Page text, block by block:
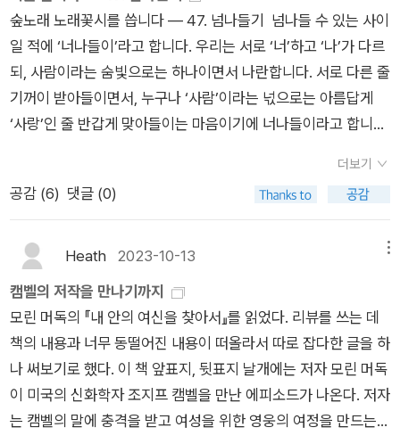
의 저자 에드워드 윌슨은 '과학'과 '인문학'을 아우르는 '지식의 대
통합'을 'unification(통일)'이나 'coherence(정합)'보다 'consili
ence(통섭)'으로 선택했다. 이유는 우리말로 잘 이해가 어렵기
는 하나, "다양한 의미들 가운데 하나만을 뜻하기 때문"이며 '희귀
성'으로 "그 의미가 비교적 잘 보존되어 있기 때문"이라 쓰고 있다
될 수 있을 'consilience'가 에드워드 윌슨 교수의 한국 제자인 최
재천 교수에 의해 '통섭(統攝)'으로 번역되었다.최재천 교수
는 [통섭]의 <옮긴이 서문>에서 저자 윌슨의 위와 같은 용어선
택 사상을 이어받아 고심 끝에 '통일'이나 '정합'이 아닌 '통섭'으
로 정한 듯 한데, 과연 '통섭'이라는 단어 자체가 '희귀성'을 갖
고 있기는 하다.​'통섭'에 관한 위 인용문들을 통해 내가 이해하
는 '지식의 대통합'으로서 '통섭'의 특징은 세 가지다. ​첫째, '희귀
성'으로 인한 의미 보존.둘째, 자연과학적 '귀납추론'을 통한 엄밀
성.셋째, 사회과학이나 인문학 영역에서도 여전히 탄탄하게 검증
되는 '일관성'.​위 세 가지 요소를 통해 에드워드 윌슨이 정의하
는 '통섭'은 "설명의 공통기반을 만들기 위해 분야를 가로지르
(128면) 13. 창조적 과정은 불투명한 혼합물이다. (130면) 14. 객
관적 진리에 대한 확고한 정의를 섣불리 받아들이는 것은 그것을
거부하는 것보다 더 위험할 수 있다. 그렇다면 포기할 준비를 해
야 되는가? 결코 그래서는 안 된다! 의미 없는 바다에서 표류하는
것보다는 길잡이가 되는 별을 향해 항해하는 편이 낫지 않은가?
해 보는 작업, 즉 경합하는 설명들보다 더 나은지 알아보는 작업
과 반례들이 사라지도록 자신의 이론을 수정하는 작업을 끝내 꺼
렸다는 점이다. (147면) 16. 세포생물학과 생태학 뿐만 아니라 오
늘날의 모든 과학이 마주하고 있는 가장 강력한 도전은 복잡계를
완벽하고 정확하게 기술하는 것이다. (165면) 17. 생물 개체들과
개체의 집합들은 알려진 복잡계들 중에서 최고로 복잡한 체계들
이다. 그것들은 자기 스스로 조립도 하고 적응하기까지 한다. (16
8, 169면) 18. 자신의 관심이 잘 정의된 현상들에만 한정되어 있
는 대다수의 과학자들은 복잡성 이론에 대해 별 관심이 없다. (16
9면) 19. 간단히 말해 기본적인 관점은 사실들이 충분하지 않다
는 점이다. 복잡성 이론가들은 아직 자신의 문제들을 가상공간으
숲노래 노래꽃시를 씁니다 ― 47. 넘나들기 넘나들 수 있는 사이
일 적에 ‘너나들이’라고 합니다. 우리는 서로 ‘너’하고 ‘나’가 다르
되, 사람이라는 숨빛으로는 하나이면서 나란합니다. 서로 다른 줄
기꺼이 받아들이면서, 누구나 ‘사람’이라는 넋으로는 아름답게
‘사랑’인 줄 반갑게 맞아들이는 마음이기에 너나들이라고 합니다.
면서 날갯짓을 하고 활갯짓으로 어울려요. 너나들이가 아닐 적에
는 으레 남남입니다. 가르고 쪼개고 할퀴고 깎고 팽개치고 따돌리
이로 넘어서지 않으니 그만 담을 쌓아요. 나란히 넘나들 줄 알기
넘나드는 나날이기에 삶을 가꾸는 길에 손을 맞잡아요. 가붓이 넘
나드는 하루이기에 살림을 짓는 눈빛으로 어깨동무를 합니다. 가
로막으려는 담은 사나울 뿐 아니라 스스로 죽어가는 굴레입니다.
차분히 차곡차곡 담아서 이루는 그릇이란, 숲을 이루는 나무처럼
든든히 그루를 이뤄요. 우리는 어느 곳에 있는가요? 우리는 어떤
발걸음인가요? 들숲메를 넘나들면서 바람과 바다가 한몸을 이루
더보기
공감 (6) 댓글 (0)
Heath 2023-10-13
캠벨의 저작을 만나기까지
모린 머독의 『내 안의 여신을 찾아서』를 읽었다. 리뷰를 쓰는 데
책의 내용과 너무 동떨어진 내용이 떠올라서 따로 잡다한 글을 하
나 써보기로 했다. 이 책 앞표지, 뒷표지 날개에는 저자 모린 머독
이 미국의 신화학자 조지프 캠벨을 만난 에피소드가 나온다. 저자
는 캠벨의 말에 충격을 받고 여성을 위한 영웅의 여정을 만드는